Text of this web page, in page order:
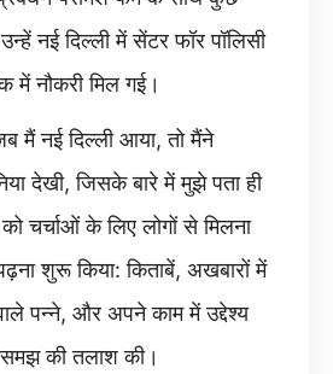
नई दिल्ली में सेंटर फॉर पॉलिसी
में नौकरी मिल गई।
मैं नई दिल्ली आया, तो मैंने
देखी, जिसके बारे में मुझे पता ही
चर्चाओं के लिए लोगों से मिलना
शुरू किया: किताबें, अखबारों में
पन्ने, और अपने काम में उद्देश्य
की तलाश की।